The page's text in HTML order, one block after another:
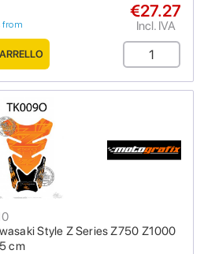
from
€27.27
Incl. IVA
Style Z Series Z750 Z1000
cm